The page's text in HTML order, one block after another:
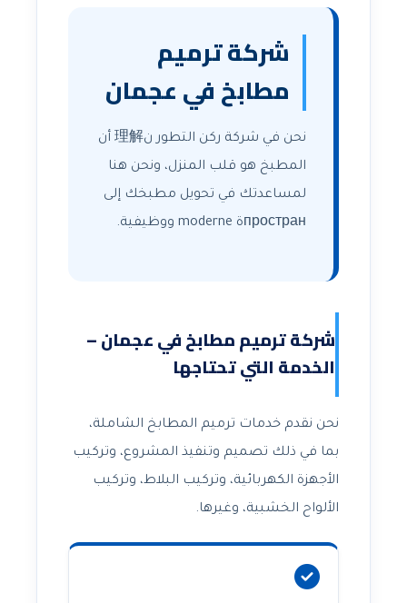
شركة ترميم
مطابخ في عجمان
نحن في شركة ركن التطور ن理解 أن
المطبخ هو قلب المنزل، ونحن هنا
لمساعدتك في تحويل مطبخك إلى
пространة moderne ووظيفية.
شركة ترميم مطابخ في عجمان –
الخدمة التي تحتاجها
نحن نقدم خدمات ترميم المطابخ الشاملة،
بما في ذلك تصميم وتنفيذ المشروع، وتركيب
الأجهزة الكهربائية، وتركيب البلاط، وتركيب
الألواح الخشبية، وغيرها.